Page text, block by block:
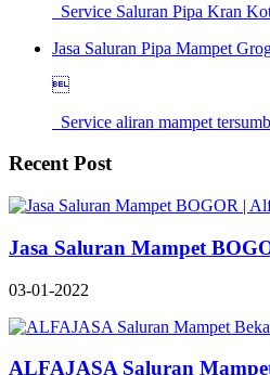
Service Saluran Pipa Kran
Jasa Saluran Pipa Mampet

Service aliran mampet
Recent Post
Jasa Saluran Mampet
03-01-2022
ALFAJASA Saluran